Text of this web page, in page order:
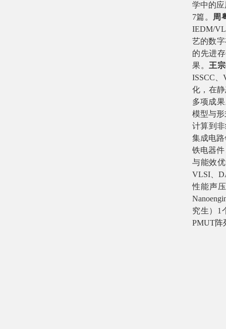
学中的
7篇。
周
IEDM/
艺的数
的先进
果。 王
ISSCC 、
化， 在
多项成
模型与
计算到
集成电
铁电器
与能效
VLSI 、
性能声
究生） 1
PMUT阵